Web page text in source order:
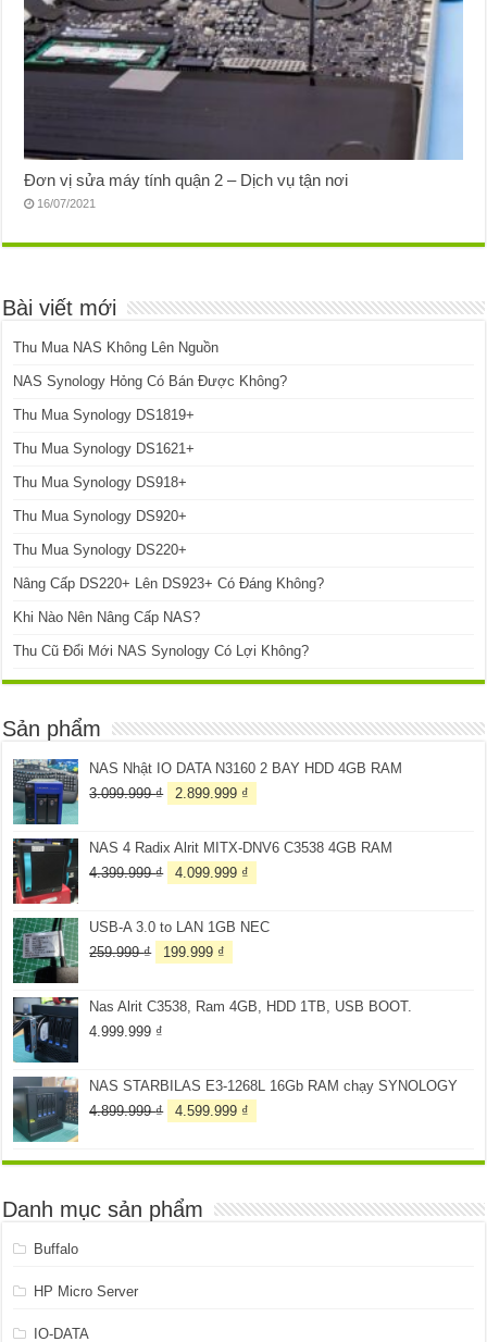
Đơn vị sửa máy tính quận 2 – Dịch vụ tận nơi
16/07/2021
Bài viết mới
Thu Mua NAS Không Lên Nguồn
NAS Synology Hỏng Có Bán Được Không?
Thu Mua Synology DS1819+
Thu Mua Synology DS1621+
Thu Mua Synology DS918+
Thu Mua Synology DS920+
Thu Mua Synology DS220+
Nâng Cấp DS220+ Lên DS923+ Có Đáng Không?
Khi Nào Nên Nâng Cấp NAS?
Thu Cũ Đổi Mới NAS Synology Có Lợi Không?
Sản phẩm
NAS Nhật IO DATA N3160 2 BAY HDD 4GB RAM
3.099.999₫
Giá
3.099.999 ₫.
2.899.999 ₫
là:
NAS 4 Radix Alrit MITX-DNV6 C3538 4GB RAM
4.399.999₫
Giá
4.399.999 ₫.
4.099.999 ₫
là:
USB-A 3.0 to LAN 1GB NEC
259.999₫
Giá
259.999 ₫.
199.999 ₫
là:
Nas Alrit C3538, Ram 4GB, HDD 1TB, USB BOOT.
4.999.999 ₫
NAS STARBILAS E3-1268L 16Gb RAM chạy SYNOLOGY
4.899.999₫
Giá
4.899.999 ₫.
4.599.999 ₫
là:
Danh mục sản phẩm
Buffalo
HP Micro Server
IO-DATA